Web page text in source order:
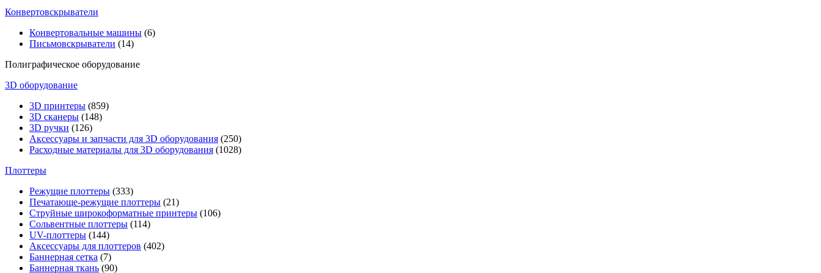
Конвертовскрыватели
Конвертовальные машины (6)
Письмовскрыватели (14)
Полиграфическое оборудование
3D оборудование
3D принтеры (859)
3D сканеры (148)
3D ручки (126)
Аксессуары и запчасти для 3D оборудования (250)
Расходные материалы для 3D оборудования (1028)
Плоттеры
Режущие плоттеры (333)
Печатающе-режущие плоттеры (21)
Струйные широкоформатные принтеры (106)
Сольвентные плоттеры (114)
UV-плоттеры (144)
Аксессуары для плоттеров (402)
Баннерная сетка (7)
Баннерная ткань (90)